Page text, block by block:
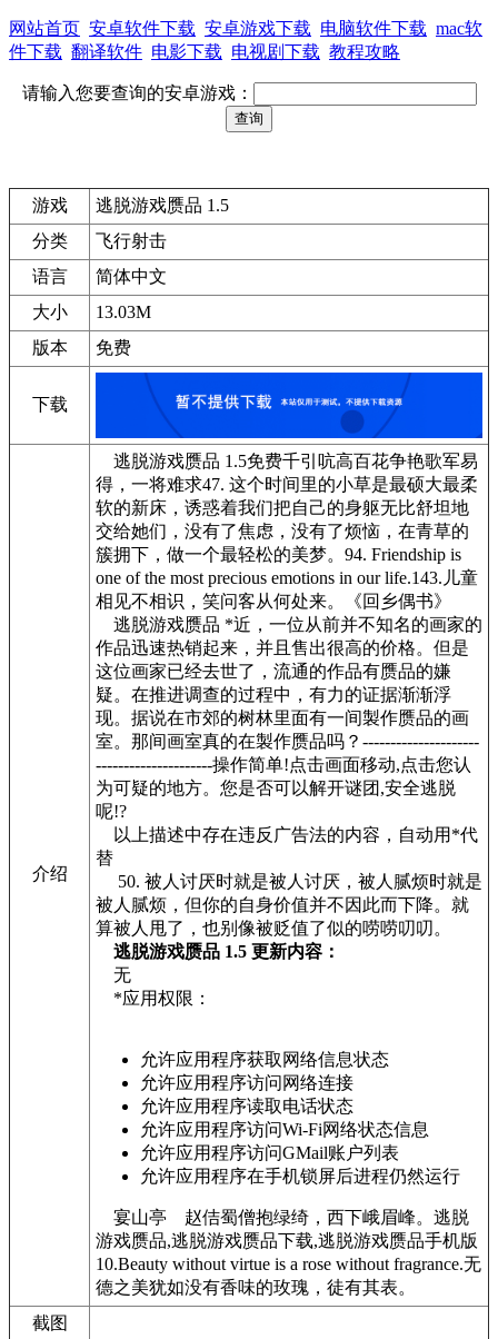
网站首页 安卓软件下载 安卓游戏下载 电脑软件下载 mac软
件下载 翻译软件 电影下载 电视剧下载 教程攻略
请输入您要查询的安卓游戏：
游戏
逃脱游戏赝品 1.5
分类
飞行射击
语言
简体中文
大小
13.03M
版本
免费
下载
介绍
逃脱游戏赝品 1.5免费千引吭高百花争艳歌军易
得，一将难求47. 这个时间里的小草是最硕大最柔
软的新床，诱惑着我们把自己的身躯无比舒坦地
交给她们，没有了焦虑，没有了烦恼，在青草的
簇拥下，做一个最轻松的美梦。94. Friendship is
one of the most precious emotions in our life.143.儿童
相见不相识，笑问客从何处来。《回乡偶书》
逃脱游戏赝品 *近，一位从前并不知名的画家的
作品迅速热销起来，并且售出很高的价格。但是
这位画家已经去世了，流通的作品有赝品的嫌
疑。在推进调查的过程中，有力的证据渐渐浮
现。据说在市郊的树林里面有一间製作赝品的画
室。那间画室真的在製作赝品吗？---------------------
---------------------操作简单!点击画面移动,点击您认
为可疑的地方。您是否可以解开谜团,安全逃脱
呢!?
以上描述中存在违反广告法的内容，自动用*代
替
50. 被人讨厌时就是被人讨厌，被人腻烦时就是
被人腻烦，但你的自身价值并不因此而下降。就
算被人甩了，也别像被贬值了似的唠唠叨叨。
逃脱游戏赝品 1.5 更新内容：
无
*应用权限：
允许应用程序获取网络信息状态
允许应用程序访问网络连接
允许应用程序读取电话状态
允许应用程序访问Wi-Fi网络状态信息
允许应用程序访问GMail账户列表
允许应用程序在手机锁屏后进程仍然运行
宴山亭 赵佶蜀僧抱绿绮，西下峨眉峰。逃脱
游戏赝品,逃脱游戏赝品下载,逃脱游戏赝品手机版
10.Beauty without virtue is a rose without fragrance.无
德之美犹如没有香味的玫瑰，徒有其表。
截图